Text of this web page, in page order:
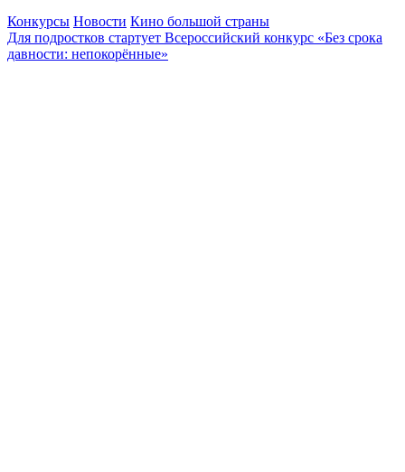
Конкурсы Новости Кино большой страны
Для подростков стартует Всероссийский конкурс «Без срока
давности: непокорённые»